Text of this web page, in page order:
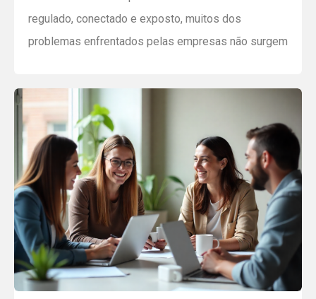
regulado, conectado e exposto, muitos dos
problemas enfrentados pelas empresas não surgem
desatualização de políticas internas claras,
monitoradas e aplicáveis à realidade do negócio.
Revisar políticas internas deixou de ser um tema
burocrático ou exclusivo do jurídico e do RH. […]